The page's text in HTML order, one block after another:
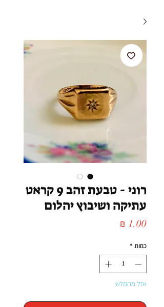
רוני - טבעת זהב 9 קראט
עתיקה ושיבוץ יהלום
כמות *
אזל מהמלאי